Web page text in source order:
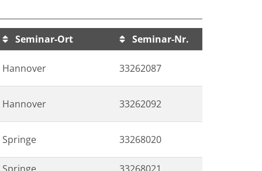
Seminar-Ort
Seminar-Nr.
Hannover 33262087
Hannover 33262092
Springe 33268020